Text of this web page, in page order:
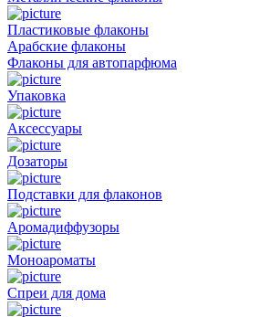
Пластиковые флаконы
Арабские флаконы
Флаконы для автопарфюма
Упаковка
Аксессуары
Дозаторы
Подставки для флаконов
Аромадиффузоры
Моноароматы
Спреи для дома